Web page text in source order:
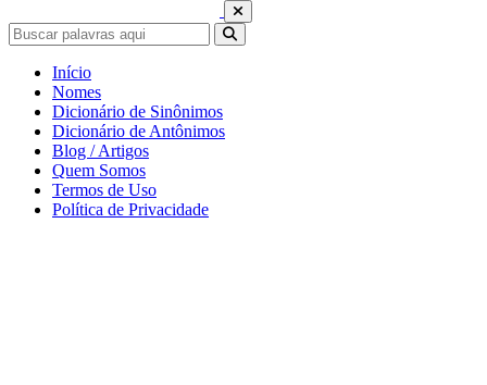
Início
Nomes
Dicionário de Sinônimos
Dicionário de Antônimos
Blog / Artigos
Quem Somos
Termos de Uso
Política de Privacidade